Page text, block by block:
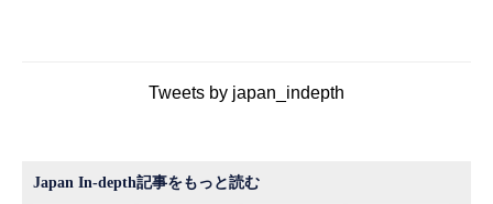
Tweets by japan_indepth
Japan In-depth記事をもっと読む